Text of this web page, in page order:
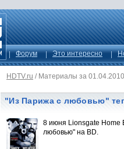
Форум Это интересно
HDTV.ru / Материалы за 01.04.2010
"Из Парижа с любовью"
8 июня Lionsgate Home
любовью" на BD.